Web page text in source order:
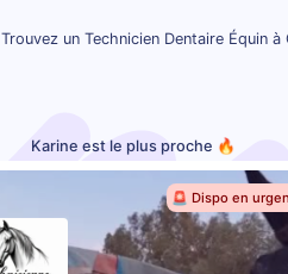
Trouvez un Technicien Dentaire Équin
Karine est le plus proche 🔥
🚨 Dispo en